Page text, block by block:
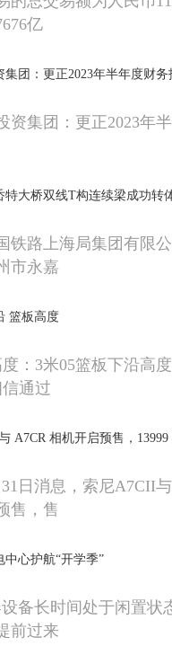
亿
集团：更正2023年半年度财务
资集团：更正2023年
特大桥双线T构连续梁成功转
铁路上海局集团有限
市永嘉
篮板高度
：3米05篮板下沿高
通过
A7CR 相机开启预售，13999
日消息，索尼A7CII
售，售
中心护航“开学季”
备长时间处于闲置状
前过来